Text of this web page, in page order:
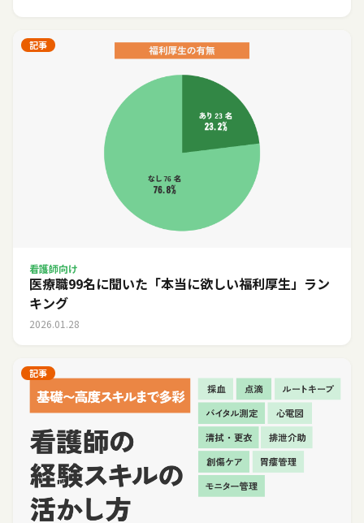
記事
看護師向け
医療職99名に聞いた「本当に欲しい福利厚生」ラン
キング
2026.01.28
記事